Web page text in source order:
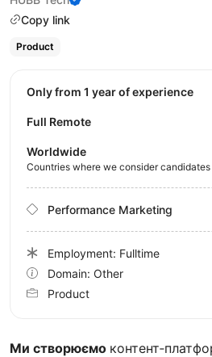
Copy link
Product
Ми створюємо
Only from 1 year of experience
Full Remote
Worldwide
Countries where we consider candidates
Performance Marketing
Employment: Fulltime
Domain: Other
Product